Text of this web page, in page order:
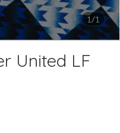
1/1
United LF